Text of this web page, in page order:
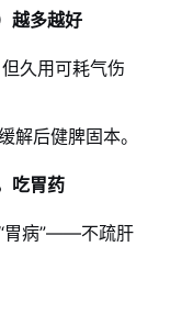
越多越好
久用可耗气伤
解后健脾固本。
吃胃药
胃病”——不疏肝